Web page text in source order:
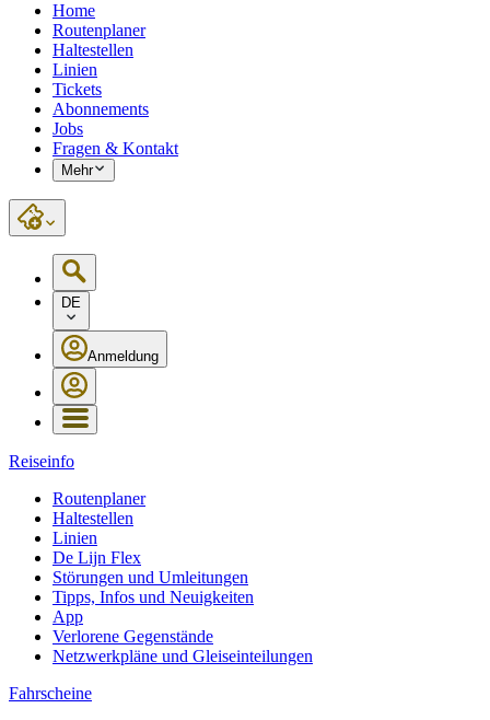
Home
Routenplaner
Haltestellen
Linien
Tickets
Abonnements
Jobs
Fragen & Kontakt
Mehr
DE
Anmeldung
Reiseinfo
Routenplaner
Haltestellen
Linien
De Lijn Flex
Störungen und Umleitungen
Tipps, Infos und Neuigkeiten
App
Verlorene Gegenstände
Netzwerkpläne und Gleiseinteilungen
Fahrscheine